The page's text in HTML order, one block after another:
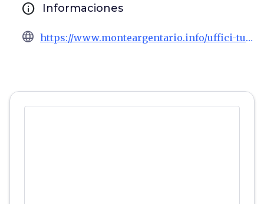
info Informaciones
language https://www.monteargentario.info/uffici-turistici-argentario.htm